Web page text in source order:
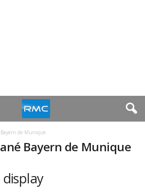
Bayern de Munique
Bayern de Munique